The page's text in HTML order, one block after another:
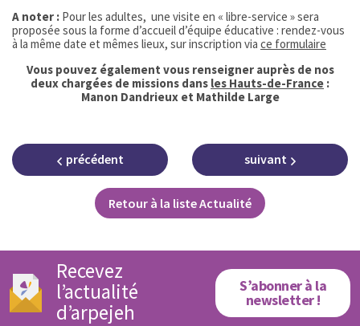
A noter : Pour les adultes, une visite en « libre-service » sera
proposée sous la forme d’accueil d’équipe éducative : rendez-vous
à la même date et mêmes lieux, sur inscription via ce formulaire
Vous pouvez également vous renseigner auprès de nos
deux chargées de missions dans les Hauts-de-France :
Manon Dandrieux et Mathilde Large
précédent
Retour à la liste Actualité
suivant
Recevez
l’actualité
d’arpejeh
S’abonner à la
newsletter !